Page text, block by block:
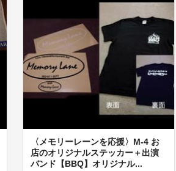
〈メモリーレーンを応援〉M-4 お
店のオリジナルステッカー＋出演
バンド【BBQ】オリジナル...